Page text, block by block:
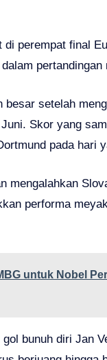
perempat final
pertandingan
setelah
Skor yang
pada hari
mengalahkan
performa
untuk Nobel
bunuh diri Jan